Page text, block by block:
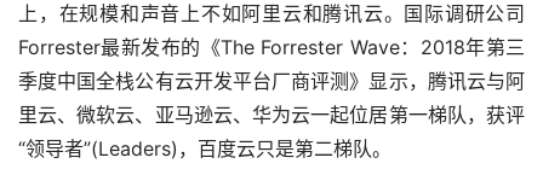
上，在规模和声音上不如阿里云和腾讯云。国际调研公司
Forrester最新发布的《The Forrester Wave：2018年第三
季度中国全栈公有云开发平台厂商评测》显示，腾讯云与阿
里云、微软云、亚马逊云、华为云一起位居第一梯队，获评
“领导者”(Leaders)，百度云只是第二梯队。